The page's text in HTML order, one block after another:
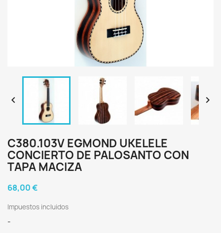
 
C380.103V EGMOND UKELELE
CONCIERTO DE PALOSANTO CON
TAPA MACIZA
68,00 €
Impuestos incluidos
-